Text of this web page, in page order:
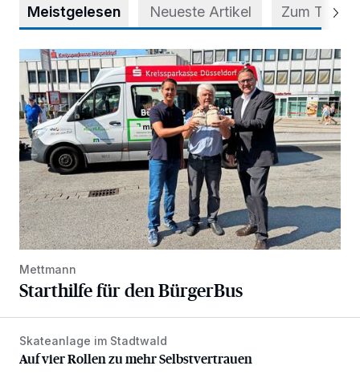
Meistgelesen Neueste Artikel Zum Thema
Starthilfe für den BürgerBus
Mettmann
Starthilfe für den BürgerBus
Auf vier Rollen zu mehr Selbstvertrauen
Skateanlage im Stadtwald
Auf vier Rollen zu mehr Selbstvertrauen